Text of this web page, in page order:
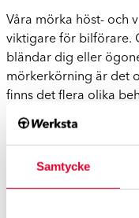
Samtycke
Våra mörka höst- och
viktigare för bilförare.
bländar dig eller
mörkerkörning är det
finns det flera olika
förbättra
Men inte ens de